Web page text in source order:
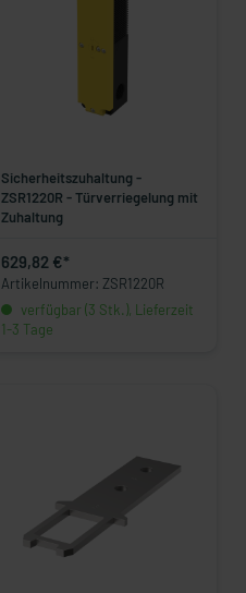
Sicherheitszuhaltung -
ZSR1220R - Türverriegelung mit
Zuhaltung
629,82 €*
Artikelnummer: ZSR1220R
verfügbar (3 Stk.), Lieferzeit
1-3 Tage